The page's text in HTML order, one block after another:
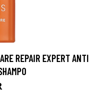
REPAIR EXPERT ANTI